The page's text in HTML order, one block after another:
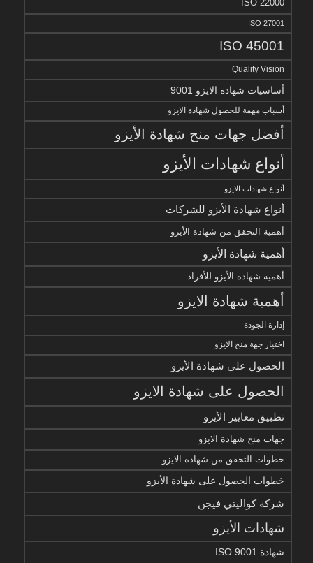
ISO 22000
ISO 27001
ISO 45001
Quality Vision
أساسيات شهادة الايزو 9001
أسباب مهمة للحصول شهادة الايزو
أفضل جهات منح شهادة الأيزو
أنواع شهادات الأيزو
أنواع شهادات الايزو
أنواع شهادة الأيزو للشركات
أهمية التحقق من شهادة الأيزو
أهمية شهادة الأيزو
أهمية شهادة الأيزو للأفراد
أهمية شهادة الايزو
إدارة الجودة
اختيار جهة منح الايزو
الحصول على شهادة الأيزو
الحصول على شهادة الايزو
تطبيق معايير الأيزو
جهات منح شهادة الايزو
خطوات التحقق من شهادة الايزو
خطوات الحصول على شهادة الأيزو
شركة كواليتي فيجن
شهادات الأيزو
شهادة ISO 9001